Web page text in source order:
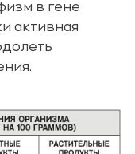
в гене
активная